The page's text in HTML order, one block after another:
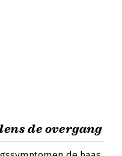
de overgang